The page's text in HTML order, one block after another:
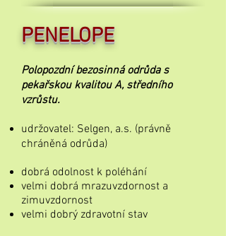
PENELOPE
Polopozdní bezosinná odrůda s
pekařskou kvalitou A, středního
vzrůstu.
udržovatel: Selgen, a.s. (právně
chráněná odrůda)
dobrá odolnost k poléhání
velmi dobrá mrazuvzdornost a
zimuvzdornost
velmi dobrý zdravotní stav